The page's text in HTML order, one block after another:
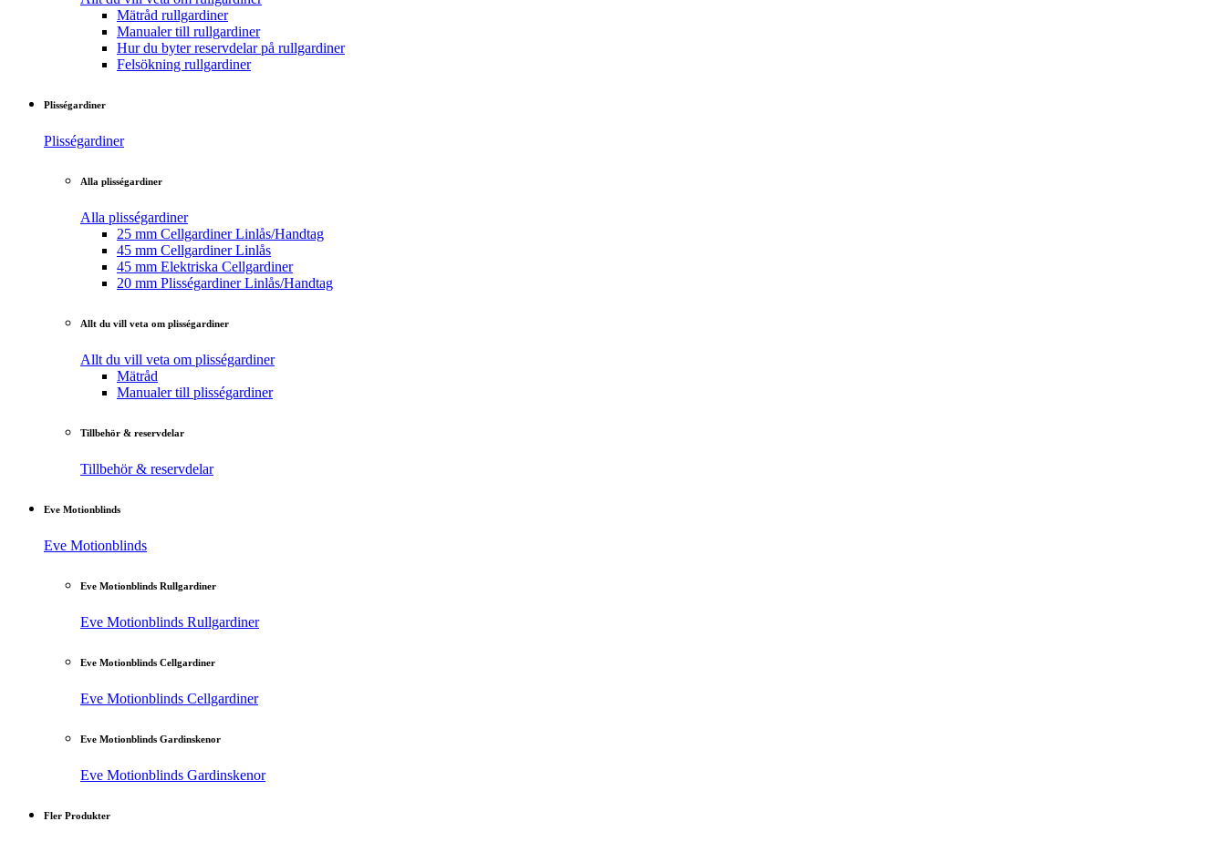
Mätråd rullgardiner
Manualer till rullgardiner
Hur du byter reservdelar på rullgardiner
Felsökning rullgardiner
Plisségardiner
Plisségardiner
Alla plisségardiner
Alla plisségardiner
25 mm Cellgardiner Linlås/Handtag
45 mm Cellgardiner Linlås
45 mm Elektriska Cellgardiner
20 mm Plisségardiner Linlås/Handtag
Allt du vill veta om plisségardiner
Allt du vill veta om plisségardiner
Mätråd
Manualer till plisségardiner
Tillbehör & reservdelar
Tillbehör & reservdelar
Eve Motionblinds
Eve Motionblinds
Eve Motionblinds Rullgardiner
Eve Motionblinds Rullgardiner
Eve Motionblinds Cellgardiner
Eve Motionblinds Cellgardiner
Eve Motionblinds Gardinskenor
Eve Motionblinds Gardinskenor
Fler Produkter